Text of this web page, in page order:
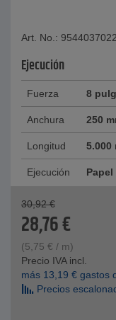
Art. No.:
Ejecución
Fuerza 8
Anchura 250
Longitud 5.000
Ejecución Papel
30,92 €
28,76€
(5,75 € / m)
Precio IVA incl.
más 13,19 € gastos
Precios